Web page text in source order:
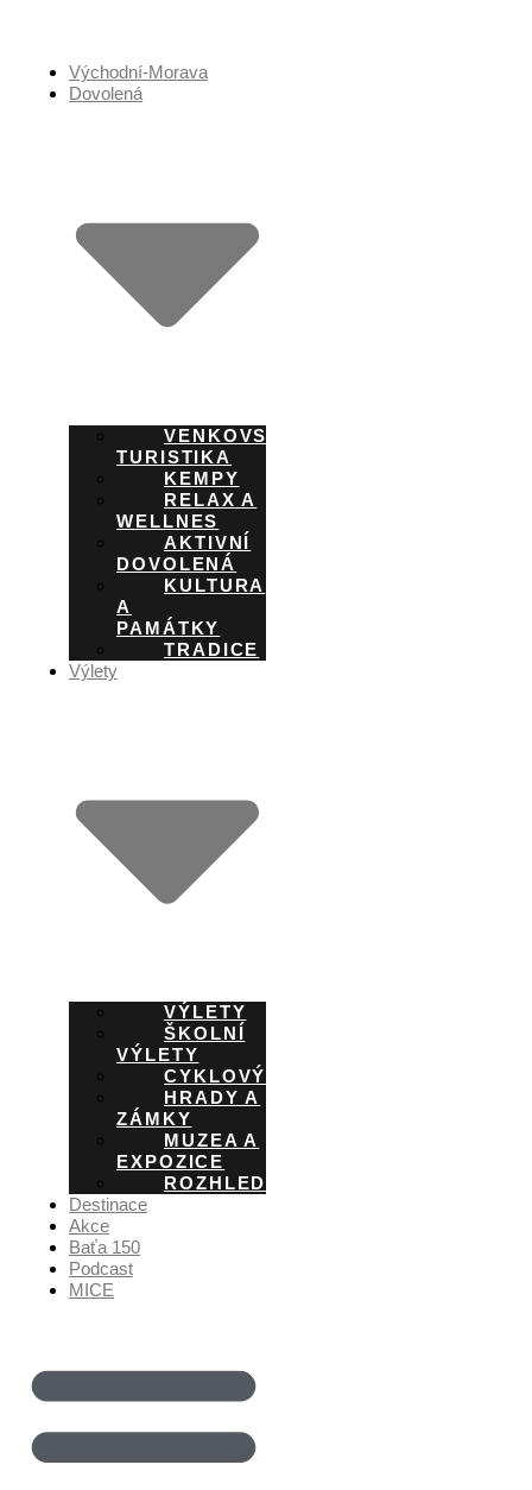
Východní-Morava
Dovolená
VENKOVSKÁ
TURISTIKA
KEMPY
RELAX A
WELLNES
AKTIVNÍ
DOVOLENÁ
KULTURA
A
PAMÁTKY
TRADICE
Výlety
VÝLETY
ŠKOLNÍ
VÝLETY
CYKLOVÝLETY
HRADY A
ZÁMKY
MUZEA A
EXPOZICE
ROZHLEDNY
Destinace
Akce
Baťa 150
Podcast
MICE